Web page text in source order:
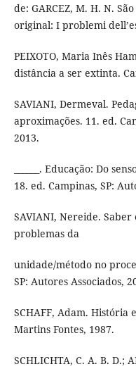
de: GARCEZ, M. H. N.
original: I problemi
PEIXOTO, Maria Inês
distância a ser extinta.
SAVIANI, Dermeval.
aproximações. 11. ed.
2013.
______. Educação: Do
18. ed. Campinas, SP:
SAVIANI, Nereide.
problemas da
unidade/método no
SP: Autores Associados,
SCHAFF, Adam. História
Martins Fontes, 1987.
SCHLICHTA, C. A. B. D.;